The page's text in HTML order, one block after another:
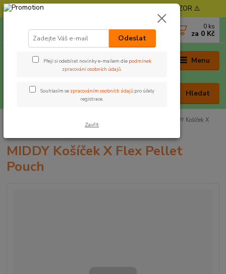
⚠️ POZOR - Objednávky expedujeme od 11. 8. - POZOR ⚠️
Menu
Hledat
0 ks
za 0 Kč
MIDDY Košíček X
MIDDY Košíček X Flex Pellet
Pouch
Odeslat
Přeji si odebírat novinky e-mailem dle podmínek
zpracování osobních údajů.
Souhlasím se zpracováním osobních údajů pro účely
registrace.
Zavřít